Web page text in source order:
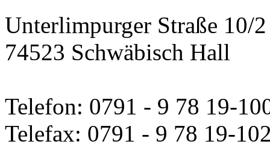
Unterlimpurger Straße 10/2
74523 Schwäbisch Hall
Telefon: 0791 - 9 78 19-
Telefax: 0791 - 9 78 19-